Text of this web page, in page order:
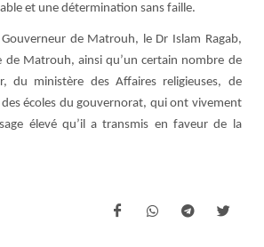
et une détermination sans faille.
de Matrouh, le Dr Islam Ragab,
de Matrouh, ainsi qu’un certain nombre de
du ministère des Affaires religieuses, de
des écoles du gouvernorat, qui ont vivement
élevé qu’il a transmis en faveur de la